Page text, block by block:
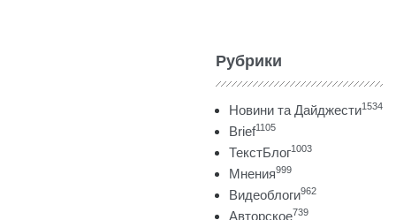
Рубрики
Новини та Дайджести1534
Brief1105
ТекстБлог1003
Мнения999
Видеоблоги962
Авторское739